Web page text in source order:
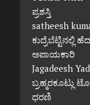
ಪ್ರಶಸ್ತಿ
satheesh
ಕುದ್ರೆಬೆಟ್ಟಿನಲ್ಲಿ
ಅಪಾಯಕಾರಿ
Jagadeesh
ಬ್ರಹ್ಮರಕೂಟ್ಲು
ಧರಣಿ